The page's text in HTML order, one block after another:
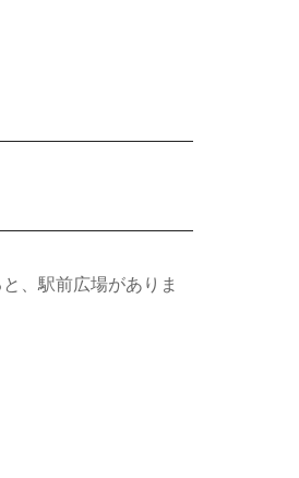
、駅前広場がありま